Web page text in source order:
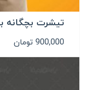
تیشرت بچگانه
900,000 تومان